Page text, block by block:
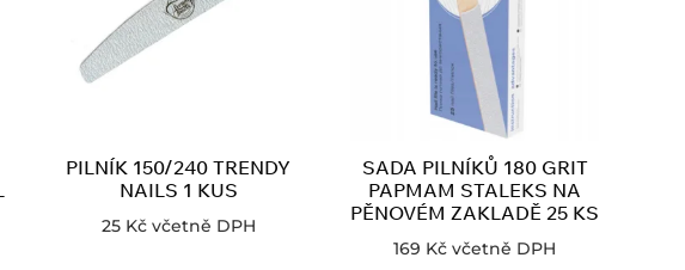
PILNÍK 150/240 TRENDY
NAILS 1 KUS
25 Kč včetně DPH
SADA PILNÍKŮ 180 GRIT
PAPMAM STALEKS NA
PĚNOVÉM ZAKLADĚ 25 KS
169 Kč včetně DPH